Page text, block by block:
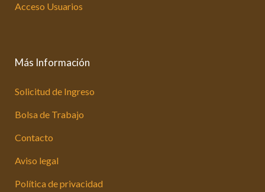
Acceso Usuarios
Más Información
Solicitud de Ingreso
Bolsa de Trabajo
Contacto
Aviso legal
Política de privacidad